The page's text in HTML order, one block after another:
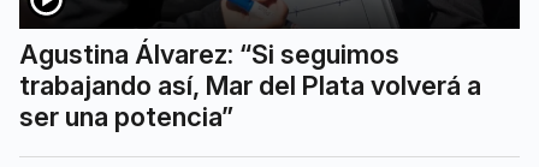
Agustina Álvarez: “Si seguimos
trabajando así, Mar del Plata volverá a
ser una potencia”